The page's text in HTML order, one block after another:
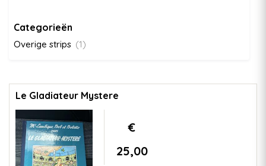
Categorieën
Overige strips (1)
Le Gladiateur Mystere
€
25,00